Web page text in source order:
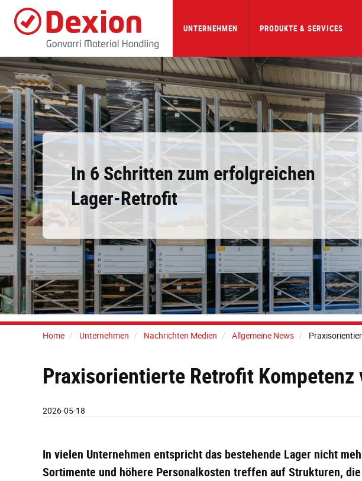
main
UNTERNEHMEN PRODUKTE & SERVICES
In 6 Schritten zum erfolgreichen
Lager-Retrofit
Home Unternehmen Nachrichten Medien Allgemeine News
Praxisorientierte Retrofit Kompetenz
2026-05-18
In vielen Unternehmen entspricht das bestehende Lager nicht
Sortimente und höhere Personalkosten treffen auf Strukturen,